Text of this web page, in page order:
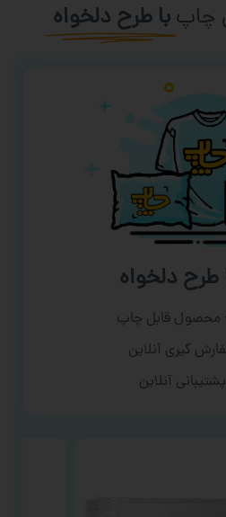
چاپ با طرح دلخواه
دلخواه
گیری آنلاین
پشتیبانی آنلاین